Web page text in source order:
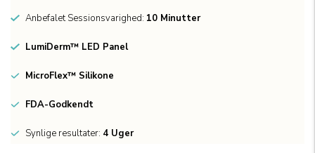
Anbefalet Sessionsvarighed: 10 Minutter
LumiDerm™ LED Panel
MicroFlex™ Silikone
FDA-Godkendt
Synlige resultater: 4 Uger